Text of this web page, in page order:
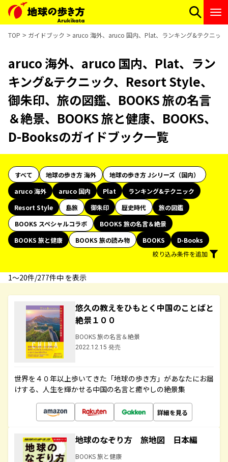
TOP ガイドブック aruco 海外、aruco 国内、Plat、ランキング&テクニッ
aruco 海外、aruco 国内、Plat、ラン
キング&テクニック、Resort Style、
御朱印、旅の図鑑、BOOKS 旅の名言
＆絶景、BOOKS 旅と健康、BOOKS、
D-Booksのガイドブック一覧
すべて 地球の歩き方 海外
地球の歩き方 Jシリーズ（国内）
aruco 海外
aruco 国内 Plat
ランキング&テクニック
Resort Style
島旅 御朱印 歴史時代
旅の図鑑
BOOKS スペシャルコラボ
BOOKS 旅の名言＆絶景
BOOKS 旅と健康
BOOKS 旅の読み物 BOOKS
D-Books
絞り込み条件を追加
1〜20件/277件中 を表示
悠久の教えをひもとく中国のことばと
絶景１００
BOOKS 旅の名言＆絶景
2022.12.15 発売
世界を４０年以上歩いてきた「地球の歩き方」があなたにお届
けする、人生を輝かせる中国の名言と癒やしの絶景集
詳細を見る
地球のなぞり方 旅地図 日本編
BOOKS 旅と健康